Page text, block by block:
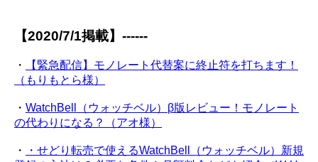
【2020/7/1掲載】------
・
【緊急配信】モノレート代替案に終止符を打ちます！
（もりもとら様）
・ WatchBell（ウォッチベル）β版レビュー！モノレート
の代わりになる？（アオ様）
・
・せどり転売で使えるWatchBell（ウォッチベル）新規